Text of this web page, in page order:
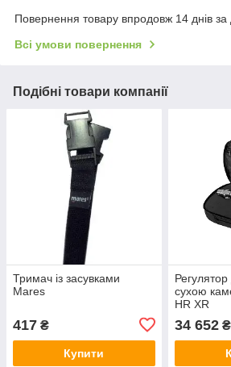
Повернення товару впродовж 14 днів за
Всі умови повернення
Подібні товари компанії
Тримач із засувками
Mares
417 ₴
Купити
Регулятор
сухою
HR XR
34 652₴